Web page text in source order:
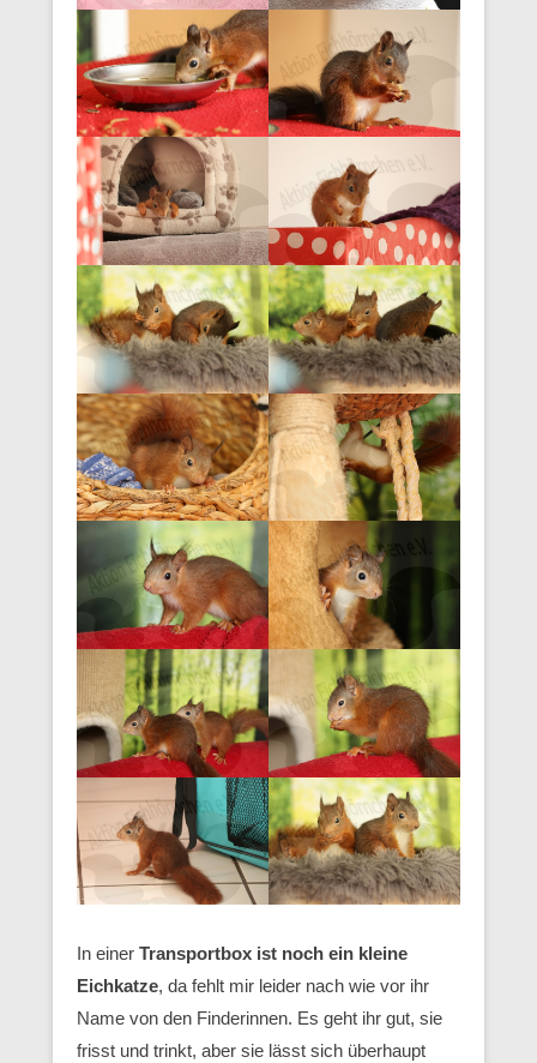
In einer Transportbox ist noch ein kleine
Eichkatze, da fehlt mir leider nach wie vor ihr
Name von den Finderinnen. Es geht ihr gut, sie
frisst und trinkt, aber sie lässt sich überhaupt